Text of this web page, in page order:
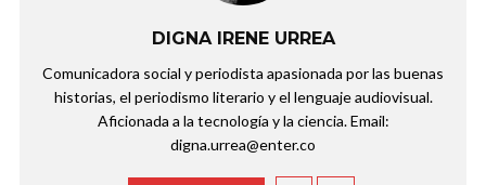
DIGNA IRENE URREA
Comunicadora social y periodista apasionada por las buenas
historias, el periodismo literario y el lenguaje audiovisual.
Aficionada a la tecnología y la ciencia. Email:
digna.urrea@enter.co